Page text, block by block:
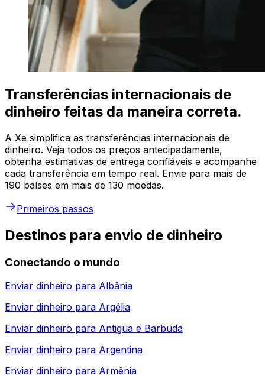
Transferências internacionais de
dinheiro feitas da maneira correta.
A Xe simplifica as transferências internacionais de
dinheiro. Veja todos os preços antecipadamente,
obtenha estimativas de entrega confiáveis e acompanhe
cada transferência em tempo real. Envie para mais de
190 países em mais de 130 moedas.
Primeiros passos
Destinos para envio de dinheiro
Conectando o mundo
Enviar dinheiro para Albânia
Enviar dinheiro para Argélia
Enviar dinheiro para Antigua e Barbuda
Enviar dinheiro para Argentina
Enviar dinheiro para Armênia